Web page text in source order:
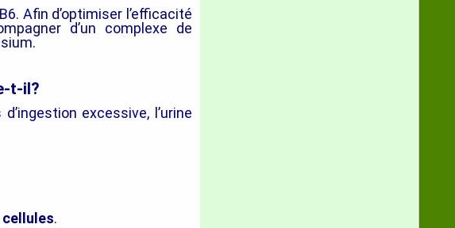
Afin d’optimiser l’efficacité
d’un complexe de
t-il?
excessive, l’urine
cellules.